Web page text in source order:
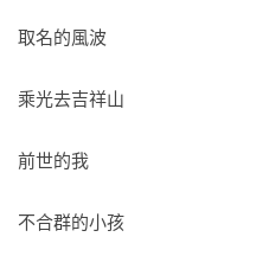
取名的風波
乘光去吉祥山
前世的我
不合群的小孩